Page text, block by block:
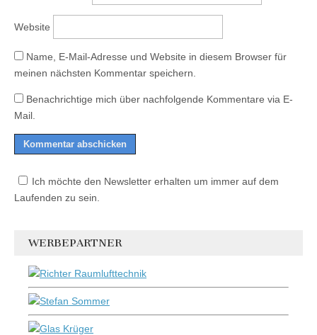
Website
Name, E-Mail-Adresse und Website in diesem Browser für
meinen nächsten Kommentar speichern.
Benachrichtige mich über nachfolgende Kommentare via E-
Mail.
Ich möchte den Newsletter erhalten um immer auf dem
Laufenden zu sein.
WERBEPARTNER